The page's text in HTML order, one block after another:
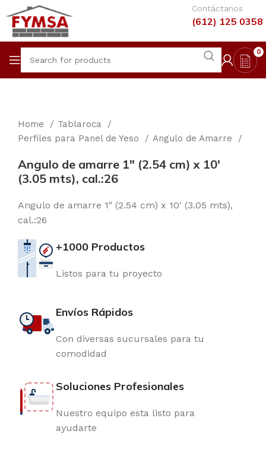
Contáctanos
(612) 125 0358
0
Home
Tablaroca
Perfiles para Panel de Yeso
Angulo de Amarre
Angulo de amarre 1″ (2.54 cm) x 10′
(3.05 mts), cal.:26
Angulo de amarre 1″ (2.54 cm) x 10′ (3.05 mts),
cal.:26
+1000 Productos
Listos para tu proyecto
Envíos Rápidos
Con diversas sucursales para tu
comodidad
Soluciones Profesionales
Nuestro equipo esta listo para
ayudarte